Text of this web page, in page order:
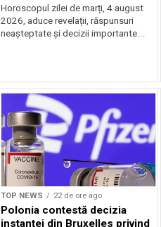
Horoscopul zilei de marți, 4 august
2026, aduce revelații, răspunsuri
neașteptate și decizii importante...
TOP NEWS 22 de ore ago
Polonia contestă decizia
instanței din Bruxelles privind